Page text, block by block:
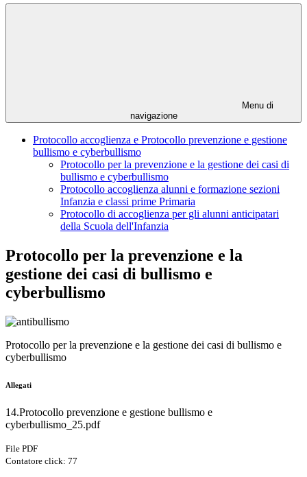
Menu di
navigazione
Protocollo accoglienza e Protocollo prevenzione e gestione
bullismo e cyberbullismo
Protocollo per la prevenzione e la gestione dei casi di
bullismo e cyberbullismo
Protocollo accoglienza alunni e formazione sezioni
Infanzia e classi prime Primaria
Protocollo di accoglienza per gli alunni anticipatari
della Scuola dell'Infanzia
Protocollo per la prevenzione e la
gestione dei casi di bullismo e
cyberbullismo
Protocollo per la prevenzione e la gestione dei casi di bullismo e
cyberbullismo
Allegati
14.Protocollo prevenzione e gestione bullismo e
cyberbullismo_25.pdf
File PDF
Contatore click: 77